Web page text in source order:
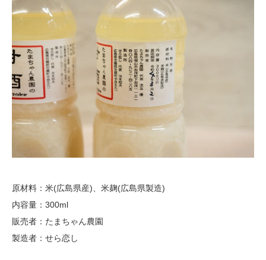
原材料：米(広島県産)、米麹(広島県製造)
内容量：300ml
販売者：たまちゃん農園
製造者：せら恋し